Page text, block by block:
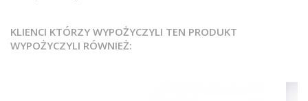
KLIENCI KTÓRZY WYPOŻYCZYLI TEN PRODUKT
WYPOŻYCZYLI RÓWNIEŻ: